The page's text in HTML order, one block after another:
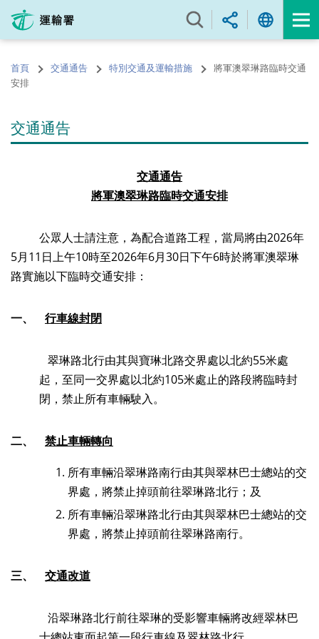
內
的
開
首頁 交通通告 特別交通及運輸措施
將軍澳翠琳路臨時交通
安排
交通通告
交通通告
將軍澳翠琳路臨時交通安排
公眾人士請注意，為配合道路工程，當局將由2026年
5月11日上午10時至2026年6月30日下午6時於將軍澳翠琳
路實施以下臨時交通安排：
一、 行車線封閉
翠琳路北行由其與寶琳北路交界處以北約55米處
起，至同一交界處以北約105米處止的路段將臨時封
閉，禁止所有車輛駛入。
二、 禁止車輛轉向
所有車輛沿翠琳路南行由其與翠林巴士總站的交
界處，將禁止掉頭前往翠琳路北行；及
所有車輛沿翠琳路北行由其與翠林巴士總站的交
界處，將禁止掉頭前往翠琳路南行。
三、 交通改道
沿翠琳路北行前往翠琳的受影響車輛將改經翠林巴